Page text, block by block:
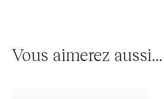
Vous aimerez aussi...